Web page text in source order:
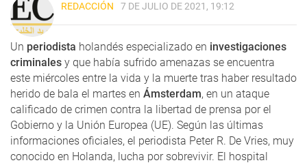
REDACCIÓN 7 DE JULIO DE 2021, 19:12
Un periodista holandés especializado en investigaciones
criminales y que había sufrido amenazas se encuentra
este miércoles entre la vida y la muerte tras haber resultado
herido de bala el martes en Ámsterdam, en un ataque
calificado de crimen contra la libertad de prensa por el
Gobierno y la Unión Europea (UE). Según las últimas
informaciones oficiales, el periodista Peter R. De Vries, muy
conocido en Holanda, lucha por sobrevivir. El hospital